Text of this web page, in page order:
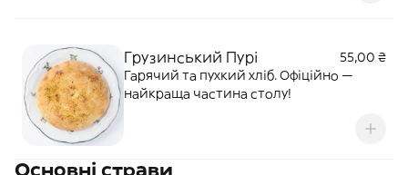
Грузинський Пурi
55,00 ₴
Гарячий та пухкий хліб. Офіційно —
найкраща частина столу!
Основні страви